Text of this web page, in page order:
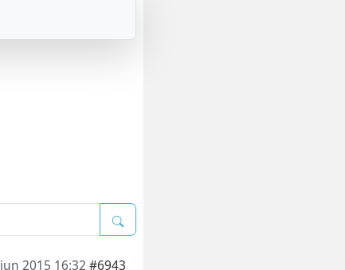
2015 16:32 #6943